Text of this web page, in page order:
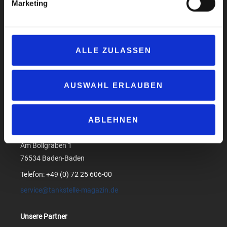
Marketing
ALLE ZULASSEN
AUSWAHL ERLAUBEN
ABLEHNEN
Impressum
Datenschutzerklärung
Produktsicherheit
Am Bollgraben 1
76534 Baden-Baden
Telefon: +49 (0) 72 25 606-00
service@tankstelle-magazin.de
Unsere Partner